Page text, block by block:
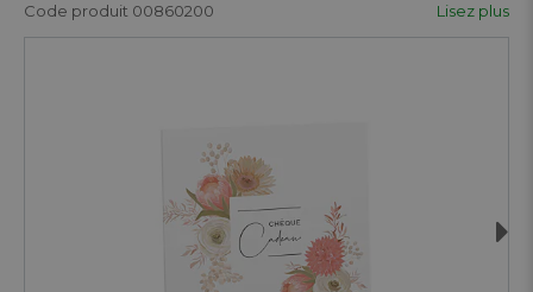
Code produit 00860200
Lisez plus